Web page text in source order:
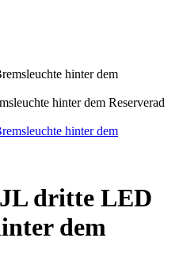
hinter dem Reserverad
dritte LED
dem